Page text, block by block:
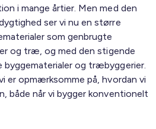
i mange årtier. Men med den
ser vi nu en større
som genbrugte
og træ, og med den stigende
og træbyggerier.
er opmærksomme på, hvordan vi
både når vi bygger konventionelt